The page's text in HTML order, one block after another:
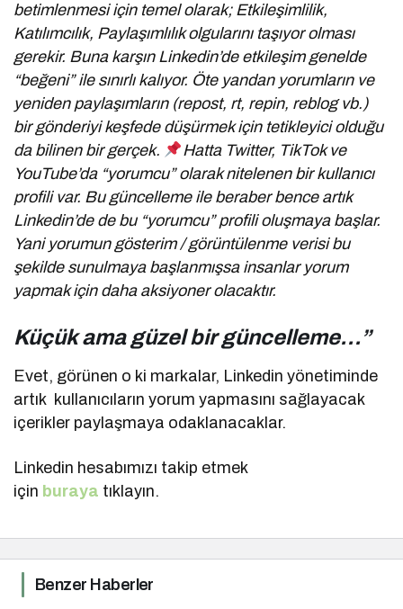
betimlenmesi için temel olarak; Etkileşimlilik,
Katılımcılık, Paylaşımlılık olgularını taşıyor olması
gerekir. Buna karşın Linkedin’de etkileşim genelde
“beğeni” ile sınırlı kalıyor. Öte yandan yorumların ve
yeniden paylaşımların (repost, rt, repin, reblog vb.)
bir gönderiyi keşfede düşürmek için tetikleyici olduğu
da bilinen bir gerçek.
Hatta Twitter, TikTok ve
YouTube’da “yorumcu” olarak nitelenen bir kullanıcı
profili var. Bu güncelleme ile beraber bence artık
Linkedin’de de bu “yorumcu” profili oluşmaya başlar.
Yani yorumun gösterim / görüntülenme verisi bu
şekilde sunulmaya başlanmışsa insanlar yorum
yapmak için daha aksiyoner olacaktır.
Küçük ama güzel bir güncelleme…”
Evet, görünen o ki markalar, Linkedin yönetiminde
artık kullanıcıların yorum yapmasını sağlayacak
içerikler paylaşmaya odaklanacaklar.
Linkedin hesabımızı takip etmek
için buraya tıklayın.
Benzer Haberler